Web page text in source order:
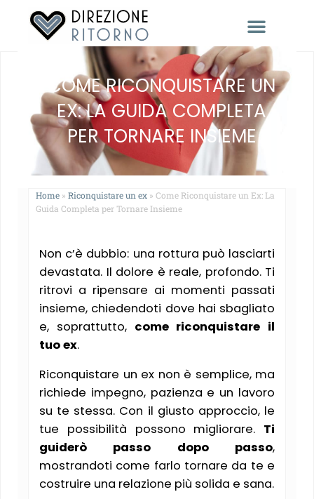
COME RICONQUISTARE UN
EX: LA GUIDA COMPLETA
PER TORNARE INSIEME
Home » Riconquistare un ex » Come Riconquistare un Ex: La
Guida Completa per Tornare Insieme
Non c’è dubbio: una rottura può lasciarti
devastata. Il dolore è reale, profondo. Ti
ritrovi a ripensare ai momenti passati
insieme, chiedendoti dove hai sbagliato
e, soprattutto, come riconquistare il
tuo ex.
Riconquistare un ex non è semplice, ma
richiede impegno, pazienza e un lavoro
su te stessa. Con il giusto approccio, le
tue possibilità possono migliorare. Ti
guiderò passo dopo passo,
mostrandoti come farlo tornare da te e
costruire una relazione più solida e sana.